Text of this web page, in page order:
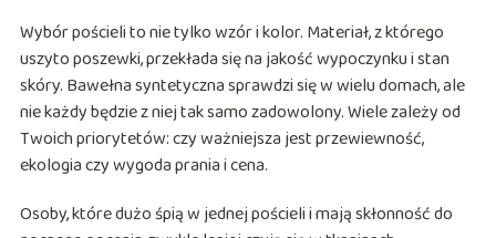
Wybór pościeli to nie tylko wzór i kolor. Materiał, z którego
uszyto poszewki, przekłada się na jakość wypoczynku i stan
skóry. Bawełna syntetyczna sprawdzi się w wielu domach, ale
nie każdy będzie z niej tak samo zadowolony. Wiele zależy od
Twoich priorytetów: czy ważniejsza jest przewiewność,
ekologia czy wygoda prania i cena.
Osoby, które dużo śpią w jednej pościeli i mają skłonność do